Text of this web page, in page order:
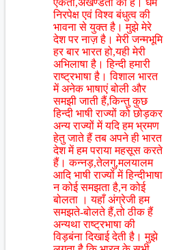
एकता,अखण्डता का है। धर्म
निरपेक्ष एवं विश्व बंधुत्व की
भावना से युक्त है। मुझे मेरे
देश पर नाज़ है। मेरी जन्मभूमि
हर बार भारत हो,यही मेरी
अभिलाषा है। हिन्दी हमारी
राष्ट्रभाषा है। विशाल भारत
में अनेक भाषाएं बोली और
समझी जाती हैं,किन्तु कुछ
हिन्दी भाषी राज्यों को छोड़कर
अन्य राज्यों में यदि हम भ्रमण
हेतु जाते हैं तब अपने ही भारत
देश में हम पराया महसूस करते
हैं। कन्नड़,तेलगु,मलयालम
आदि भाषी राज्यों में हिन्दीभाषा
न कोई समझता है,न कोई
बोलता । यहाँ अंग्रेजी हम
समझते-बोलते हैं,तो ठीक हैं
अन्यथा राष्ट्रभाषा की
विड़बंना दिखाई देती है। मुझे